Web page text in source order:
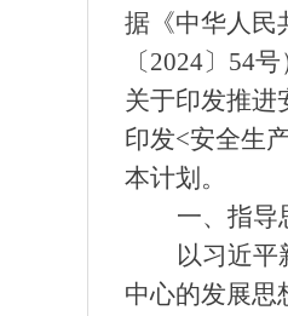
据《中华人民
〔2024〕54
关于印发推进
印发<安全生
本计划。
一、指导
以习近
中心的发展思